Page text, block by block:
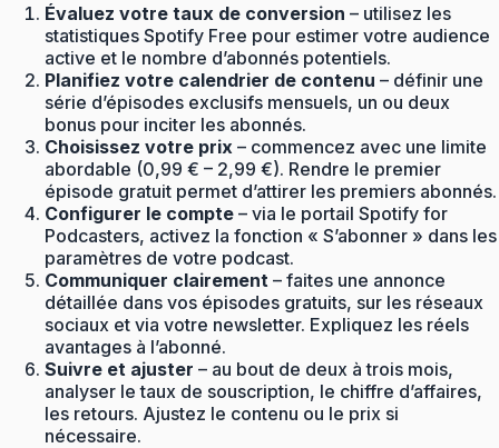
Évaluez votre taux de conversion – utilisez les
statistiques Spotify Free pour estimer votre audience
active et le nombre d’abonnés potentiels.
Planifiez votre calendrier de contenu – définir une
série d’épisodes exclusifs mensuels, un ou deux
bonus pour inciter les abonnés.
Choisissez votre prix – commencez avec une limite
abordable (0,99 € – 2,99 €). Rendre le premier
épisode gratuit permet d’attirer les premiers abonnés.
Configurer le compte – via le portail Spotify for
Podcasters, activez la fonction « S’abonner » dans les
paramètres de votre podcast.
Communiquer clairement – faites une annonce
détaillée dans vos épisodes gratuits, sur les réseaux
sociaux et via votre newsletter. Expliquez les réels
avantages à l’abonné.
Suivre et ajuster – au bout de deux à trois mois,
analyser le taux de souscription, le chiffre d’affaires,
les retours. Ajustez le contenu ou le prix si
nécessaire.